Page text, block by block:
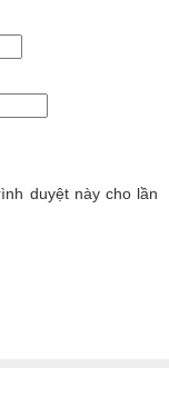
duyệt này cho lần